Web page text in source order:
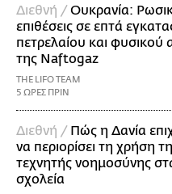
Διεθνή / Ουκρανία:
επιθέσεις σε επτά
πετρελαίου και φυσικού
της Naftogaz
THE LIFO TEAM
5 ΩΡΕΣ ΠΡΙΝ
Διεθνή / Πώς η Δανία
να περιορίσει τη χρήση
τεχνητής νοημοσύνης
σχολεία